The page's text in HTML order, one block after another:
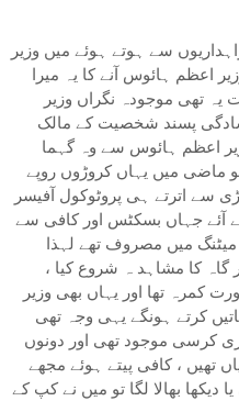
سے ہوتے ہوئے میں وزیر
اعظم ہائوس آنے کا یہ میرا
یہ تھی موجودہ نگراں وزیر
سادگی پسند شخصیت کے مالک
اعظم ہائوس سے وہ گہما
میں یہاں کروڑوں روپے
سے اترتے ہی پروٹوکول آفیسر
آئے جہاں بسکٹس اور کافی سے
میں مصروف تھے لہذا
گاہ کا مشاہد ہ شروع کیا ،
کمرہ تھا اور یہاں بھی وزیر
کرتے ہونگے یہی وجہ تھی
کرسی موجود تھی اور دونوں
تھیں ، کافی پیتے ہوئے مجھے
بھالا لگا تو میں نے کپ کے